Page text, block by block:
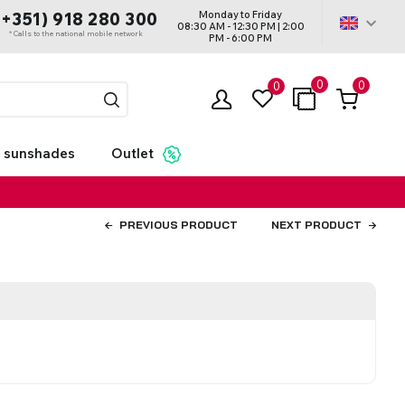
918 280 300
* Calls to the national mobile network
Monday to Friday
08:30 AM - 12:30 PM | 2:00
PM - 6:00 PM
0 0 0
Outlet
- With
PREVIOUS PRODUCT NEXT PRODUCT